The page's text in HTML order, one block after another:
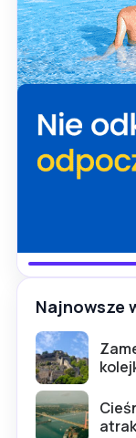
Najnowsze